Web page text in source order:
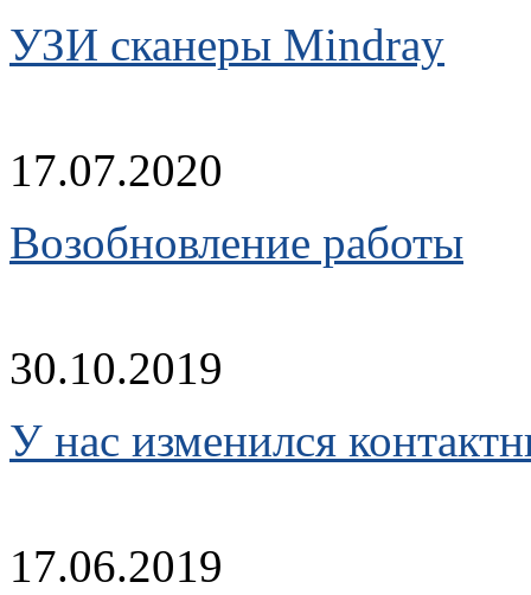
УЗИ сканеры Mindray
17.07.2020
Возобновление работы
30.10.2019
У нас изменился
17.06.2019